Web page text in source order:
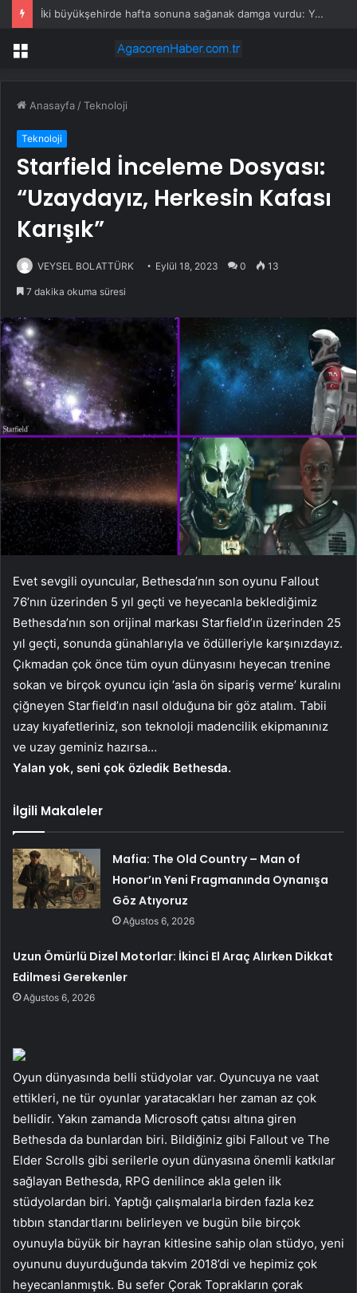
Kırıkkale’de Bayram Trafiği Yoğunlaştı
Menü
Anasayfa /Teknoloji
Teknoloji
Starfield İnceleme Dosyası:
“Uzaydayız, Herkesin Kafası
Karışık”
VEYSEL BOLATTÜRK Eylül 18, 2023 0 13
7 dakika okuma süresi
Evet sevgili oyuncular, Bethesda’nın son oyunu Fallout
76’nın üzerinden 5 yıl geçti ve heyecanla beklediğimiz
Bethesda’nın son orijinal markası Starfield’ın üzerinden 25
yıl geçti, sonunda günahlarıyla ve ödülleriyle karşınızdayız.
Çıkmadan çok önce tüm oyun dünyasını heyecan trenine
sokan ve birçok oyuncu için ‘asla ön sipariş verme’ kuralını
çiğneyen Starfield’ın nasıl olduğuna bir göz atalım. Tabii
uzay kıyafetleriniz, son teknoloji madencilik ekipmanınız
ve uzay geminiz hazırsa…
Yalan yok, seni çok özledik Bethesda.
İlgili Makaleler
Mafia: The Old Country – Man of
Honor’ın Yeni Fragmanında Oynanışa
Göz Atıyoruz
Ağustos 6, 2026
Uzun Ömürlü Dizel Motorlar: İkinci El Araç Alırken Dikkat
Edilmesi Gerekenler
Ağustos 6, 2026
Oyun dünyasında belli stüdyolar var. Oyuncuya ne vaat
ettikleri, ne tür oyunlar yaratacakları her zaman az çok
bellidir. Yakın zamanda Microsoft çatısı altına giren
Bethesda da bunlardan biri. Bildiğiniz gibi Fallout ve The
Elder Scrolls gibi serilerle oyun dünyasına önemli katkılar
sağlayan Bethesda, RPG denilince akla gelen ilk
stüdyolardan biri. Yaptığı çalışmalarla birden fazla kez
tıbbın standartlarını belirleyen ve bugün bile birçok
oyunuyla büyük bir hayran kitlesine sahip olan stüdyo, yeni
oyununu duyurduğunda takvim 2018’di ve hepimiz çok
heyecanlanmıştık. Bu sefer Çorak Toprakların çorak